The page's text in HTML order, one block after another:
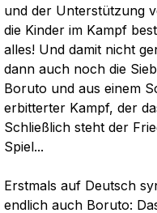
und der Unterstützung
die Kinder im Kampf
alles! Und damit nicht
dann auch noch die
Boruto und aus einem
erbitterter Kampf, der
Schließlich steht der
Spiel...
Erstmals auf Deutsch
endlich auch Boruto: